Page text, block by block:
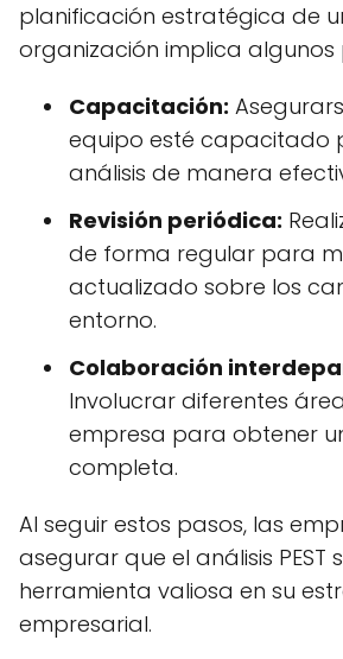
planificación estratégica de
organización implica algunos
Capacitación:
equipo esté capacitado
análisis de manera
Revisión periódica:
de forma regular para
actualizado sobre los
entorno.
Colaboración
Involucrar diferentes
empresa para obtener
completa.
Al seguir estos pasos, las
asegurar que el análisis PEST
herramienta valiosa en su
empresarial.